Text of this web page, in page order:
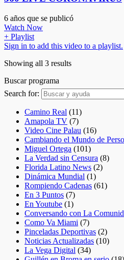
6 años que se publicó
Watch Now
+ Playlist
Sign in to add this video to a playlist.
Showing all 3 results
Buscar programa
Search for:
Camino Real (11)
Amapola TV (7)
Video Cine Palau (16)
Cambiando el Mundo de
Miguel Ortega (101)
La Verdad sin Censura (8)
Florida Latino News (2)
Dinámica Mundial (1)
Rompiendo Cadenas (61)
En 3 Puntos (7)
En Youtube (1)
Conversando con La
Como Va Miami (7)
Pinceladas Deportivas (2)
Noticias Actualizadas (10)
La Vega Digital (34)